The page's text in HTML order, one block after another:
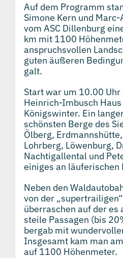
Auf dem Programm
Simone Kern und
vom ASC Dillenburg
km mit 1100
anspruchsvollen
guten äußeren
galt.
Start war um 10.00
Heinrich-Imbusch
Königswinter. Ein
schönsten Berge des
Ölberg,
Lohrberg, Löwenburg,
Nachtigallental und
einiges an läuferischen
Neben den
von der
überraschen auf der es
steile Passagen (bis
bergab mit
Insgesamt kam man
auf 1100 Höhenmeter.